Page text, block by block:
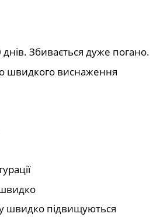
Збивається дуже погано.
швидкого виснаження
швидко
швидко підвищуються